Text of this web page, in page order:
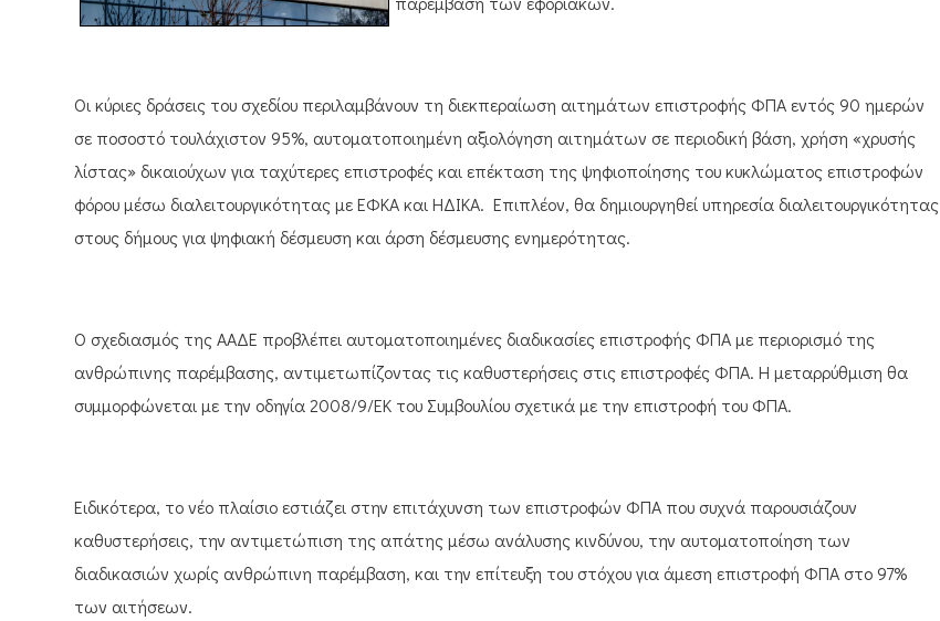
Οι κύριες δράσεις του σχεδίου περιλαμβάνουν τη διεκπεραίωση αιτημάτων επιστροφής ΦΠΑ εντός 90 ημερών
σε ποσοστό τουλάχιστον 95%, αυτοματοποιημένη αξιολόγηση αιτημάτων σε περιοδική βάση, χρήση «χρυσής
λίστας» δικαιούχων για ταχύτερες επιστροφές και επέκταση της ψηφιοποίησης του κυκλώματος επιστροφών
φόρου μέσω διαλειτουργικότητας με ΕΦΚΑ και ΗΔΙΚΑ. Επιπλέον, θα δημιουργηθεί υπηρεσία διαλειτουργικότητας
στους δήμους για ψηφιακή δέσμευση και άρση δέσμευσης ενημερότητας.
Ο σχεδιασμός της ΑΑΔΕ προβλέπει αυτοματοποιημένες διαδικασίες επιστροφής ΦΠΑ με περιορισμό της
ανθρώπινης παρέμβασης, αντιμετωπίζοντας τις καθυστερήσεις στις επιστροφές ΦΠΑ. Η μεταρρύθμιση θα
συμμορφώνεται με την οδηγία 2008/9/ΕΚ του Συμβουλίου σχετικά με την επιστροφή του ΦΠΑ.
Ειδικότερα, το νέο πλαίσιο εστιάζει στην επιτάχυνση των επιστροφών ΦΠΑ που συχνά παρουσιάζουν
καθυστερήσεις, την αντιμετώπιση της απάτης μέσω ανάλυσης κινδύνου, την αυτοματοποίηση των
διαδικασιών χωρίς ανθρώπινη παρέμβαση, και την επίτευξη του στόχου για άμεση επιστροφή ΦΠΑ στο 97%
των αιτήσεων.